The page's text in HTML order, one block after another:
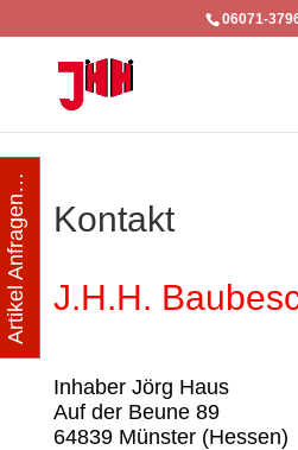
06071-
Kontakt
J.H.H.
Inhaber Jörg Haus
Auf der Beune 89
64839 Münster (Hessen)
Artikel Anfragen…